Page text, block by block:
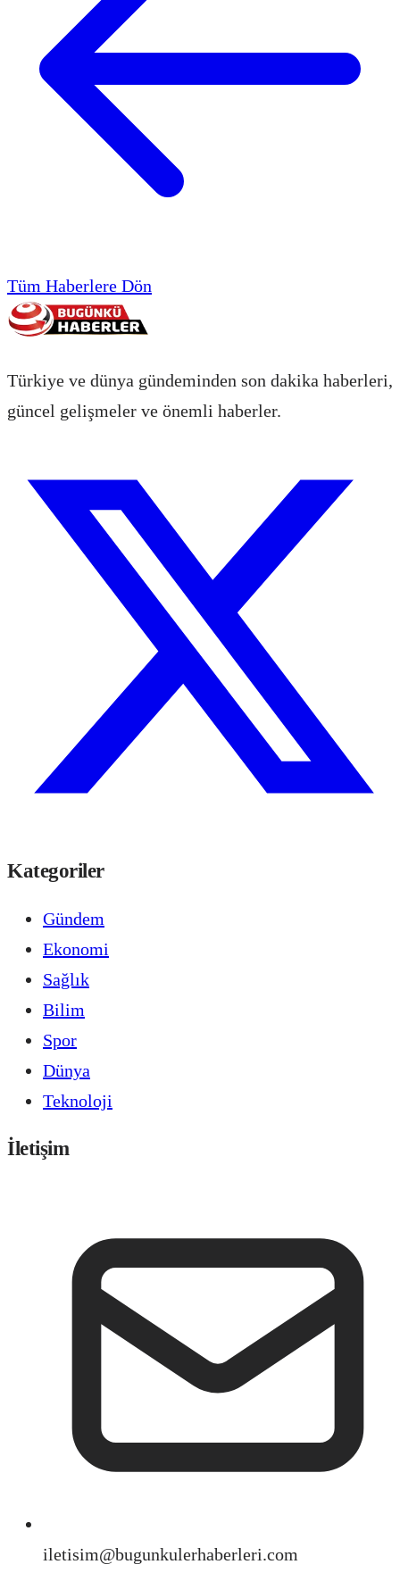
Tüm Haberlere Dön
Türkiye ve dünya gündeminden son dakika haberleri,
güncel gelişmeler ve önemli haberler.
Kategoriler
Gündem
Ekonomi
Sağlık
Bilim
Spor
Dünya
Teknoloji
İletişim
iletisim@bugunkulerhaberleri.com